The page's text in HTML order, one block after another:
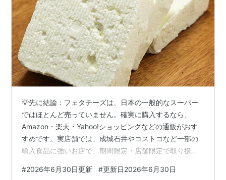
💡先に結論：フェタチーズは、日本の一般的なスーパー
ではほとんど売っていません。確実に購入するなら、
Amazon・楽天・Yahoo!ショッピングなどの通販がおす
すめです。実店舗では、成城石井やコストコなど一部の
輸入食品に強いお店で、期間限定・店舗限定で取り扱わ
る場所をくわしく紹介します。 フェタチーズは、サラダ
#2026年6月30日更新 #更新日2026年6月30日